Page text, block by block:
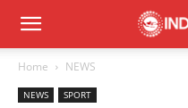
Home NEWS
NEWS SPORT